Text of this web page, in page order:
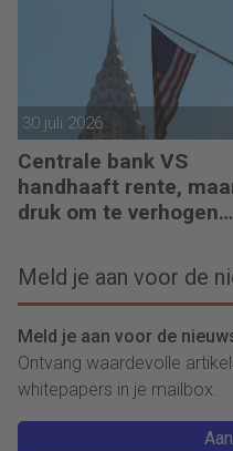
30 juli 2026
Centrale bank VS
handhaaft rente,
druk om te verhogen
Meld je aan voor de
Meld je aan voor de
Ontvang waardevolle
whitepapers in je mailbox.